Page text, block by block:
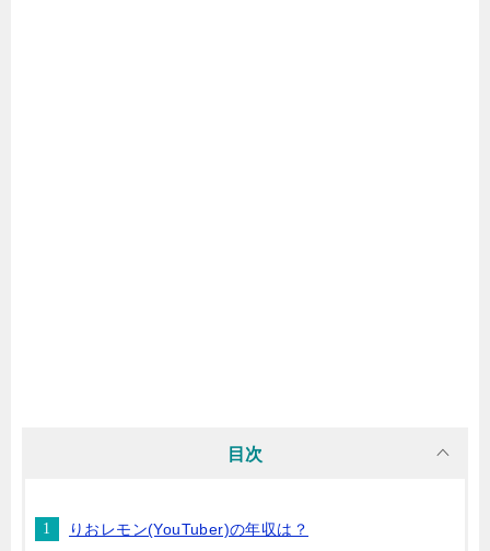
目次
りおレモン(YouTuber)の年収は？